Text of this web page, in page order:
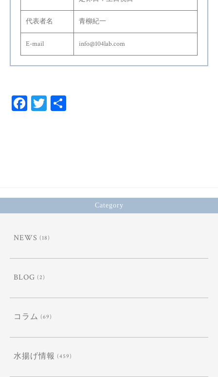
代表者名 青柳紀一
E-mail info@104lab.com
Fa T
Category
NEWS (18)
BLOG (2)
コラム (69)
水揚げ情報 (459)